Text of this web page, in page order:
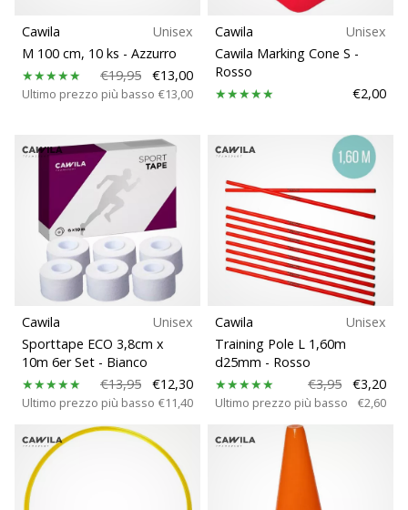
Cawila
Unisex
M 100 cm, 10 ks - Azzurro
€19,95
€13,00
Ultimo prezzo più basso €13,00
Cawila
Unisex
Cawila Marking Cone S -
Rosso
€2,00
Cawila
Unisex
Sporttape ECO 3,8cm x
10m 6er Set - Bianco
€13,95
€12,30
Ultimo prezzo più basso €11,40
Cawila
Unisex
Training Pole L 1,60m
d25mm - Rosso
€3,95
€3,20
Ultimo prezzo più basso €2,60